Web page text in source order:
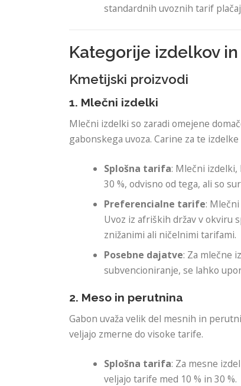
standardnih uvoznih tarif
Kategorije izdelkov
Kmetijski proizvodi
1. Mlečni izdelki
Mlečni izdelki so zaradi omejene
gabonskega uvoza. Carine za te
Splošna tarifa: Mlečni izdelki,
30 %, odvisno od tega, ali so
Preferencialne tarife:
Uvoz iz afriških držav v okviru
znižanimi ali ničelnimi tarifami.
Posebne dajatve: Za mlečne
subvencioniranje, se lahko
2. Meso in perutnina
Gabon uvaža velik del mesnih in
veljajo zmerne do visoke tarife.
Splošna tarifa: Za mesne
veljajo tarife med 10 % in 30 %.